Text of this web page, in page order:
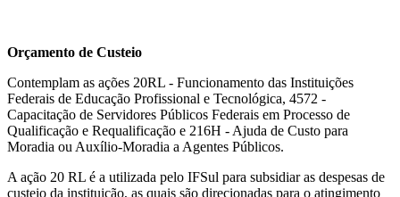
Orçamento de Custeio
Contemplam as ações 20RL - Funcionamento das Instituições
Federais de Educação Profissional e Tecnológica, 4572 -
Capacitação de Servidores Públicos Federais em Processo de
Qualificação e Requalificação e 216H - Ajuda de Custo para
Moradia ou Auxílio-Moradia a Agentes Públicos.
A ação 20 RL é a utilizada pelo IFSul para subsidiar as despesas de
custeio da instituição, as quais são direcionadas para o atingimento